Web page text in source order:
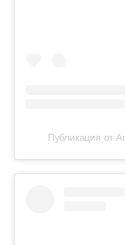
Публикация от